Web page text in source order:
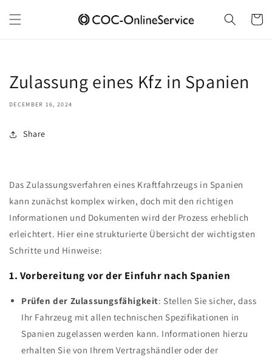
content
Cart
Zulassung eines Kfz in Spanien
DECEMBER 16, 2024
Share
Das Zulassungsverfahren eines Kraftfahrzeugs in Spanien
kann zunächst komplex wirken, doch mit den richtigen
Informationen und Dokumenten wird der Prozess erheblich
erleichtert. Hier eine strukturierte Übersicht der wichtigsten
Schritte und Hinweise:
1. Vorbereitung vor der Einfuhr nach Spanien
Prüfen der Zulassungsfähigkeit: Stellen Sie sicher, dass
Ihr Fahrzeug mit allen technischen Spezifikationen in
Spanien zugelassen werden kann. Informationen hierzu
erhalten Sie von Ihrem Vertragshändler oder der